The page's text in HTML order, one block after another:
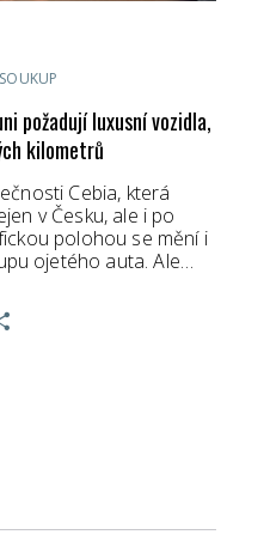
požadují luxusní vozidla,
kilometrů
Cebia, která
v Česku, ale i po
polohou se mění i
ojetého auta. Ale…